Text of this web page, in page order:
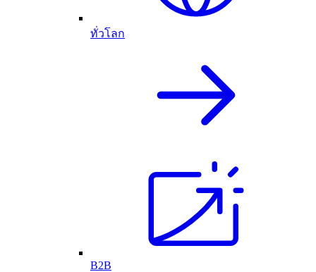
ทั่วโลก
B2B